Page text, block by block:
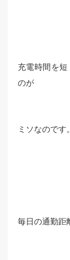
充電時間を
のが
ミソなのです。
毎日の通勤距